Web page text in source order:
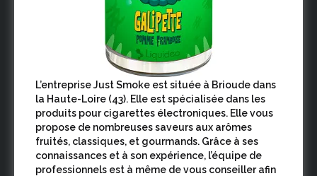
L’entreprise Just Smoke est située à Brioude dans
la Haute-Loire (43). Elle est spécialisée dans les
produits pour cigarettes électroniques. Elle vous
propose de nombreuses saveurs aux arômes
fruités, classiques, et gourmands. Grâce à ses
connaissances et à son expérience, l’équipe de
professionnels est à même de vous conseiller afin